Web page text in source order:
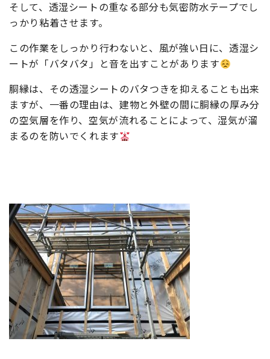
そして、透湿シートの重なる部分も気密防水テープでし
っかり粘着させます。
この作業をしっかり行わないと、風が強い日に、透湿シ
ートが「バタバタ」と音を出すことがあります
胴縁は、その透湿シートのバタつきを抑えることも出来
ますが、一番の理由は、建物と外壁の間に胴縁の厚み分
の空気層を作り、空気が流れることによって、湿気が溜
まるのを防いでくれます